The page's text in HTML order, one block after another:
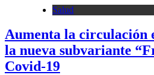
Salud
Aumenta la circulación
la nueva subvariante
Covid-19